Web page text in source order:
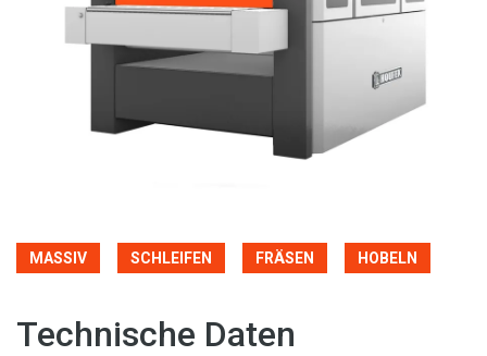
MASSIV SCHLEIFEN FRÄSEN HOBELN
Technische Daten